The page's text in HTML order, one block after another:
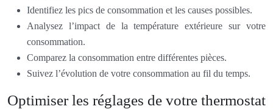
Identifiez les pics de consommation et les causes possibles.
Analysez l’impact de la température extérieure sur votre
consommation.
Comparez la consommation entre différentes pièces.
Suivez l’évolution de votre consommation au fil du temps.
Optimiser les réglages de votre thermostat